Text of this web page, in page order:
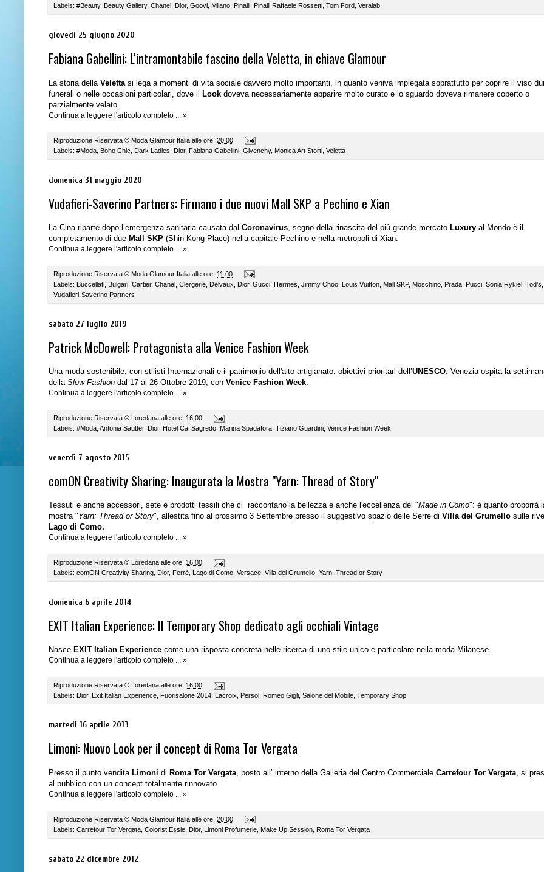
Labels: #Beauty, Beauty Gallery, Chanel , Dior, Goovi, Milano, Pinalli, Pinalli Raffaele Rossetti, Tom Ford, Veralab
giovedì 25 giugno 2020
Fabiana Gabellini: L'intramontabile fascino della Veletta, in chiave Glamour
La storia della Veletta si lega a momenti di vita sociale davvero molto importanti, in quanto veniva impiegata soprattutto per coprire il viso
funerali o nelle occasioni particolari, dove il Look doveva necessariamente apparire molto curato e lo sguardo doveva rimanere coperto o
parzialmente velato.
Continua a leggere l'articolo completo ... »
Riproduzione Riservata © Moda Glamour Italia alle ore: 20:00
Labels: #Moda Boho Chic Dark Ladies Dior, Fabiana Gabellini Givenchy, Monica Art Storti Veletta
domenica 31 maggio 2020
Vudafieri-Saverino Partners: Firmano i due nuovi Mall SKP a Pechino e Xian
La Cina riparte dopo l’emergenza sanitaria causata dal Coronavirus , segno della rinascita del più grande mercato Luxury al Mondo è il
completamento di due Mall SKP (Shin Kong Place) nella capitale Pechino e nella metropoli di Xian.
Continua a leggere l'articolo completo ... »
Riproduzione Riservata © Moda Glamour Italia alle ore: 11:00
Labels: Buccellati Bulgari Cartier, Chanel Clergerie Delvaux Dior, Gucci Hermes Jimmy Choo Louis Vuitton Mall SKP, Moschino Prada Pucci Sonia Rykiel Tod’s
Vudafieri-Saverino Partners
sabato 27 luglio 2019
Patrick McDowell: Protagonista alla Venice Fashion Week
Una moda sostenibile, con stilisti Internazionali e il patrimonio dell'alto artigianato, obiettivi prioritari dell’UNESCO: Venezia ospita la
della Slow Fashion dal 17 al 26 Ottobre 2019, con Venice Fashion Week.
Continua a leggere l'articolo completo ... »
Riproduzione Riservata © Loredana alle ore: 16:00
Labels: #Moda Antonia Sautter, Dior, Hotel Ca’ Sagredo Marina Spadafora Tiziano Guardini Venice Fashion Week
venerdì 7 agosto 2015
comON Creativity Sharing: Inaugurata la Mostra "Yarn: Thread of Story"
Tessuti e anche accessori, sete e prodotti tessili che ci raccontano la bellezza e anche l'eccellenza del "Made in Como": è quanto proporrà
mostra "Yarn: Thread or Story", allestita fino al prossimo 3 Settembre presso il suggestivo spazio delle Serre di Villa del Grumello sulle
Lago di Como.
Continua a leggere l'articolo completo ... »
Riproduzione Riservata © Loredana alle ore: 16:00
Labels: comON Creativity Sharing Dior, Ferrè Lago di Como Versace Villa del Grumello Yarn: Thread or Story
domenica 6 aprile 2014
EXIT Italian Experience: Il Temporary Shop dedicato agli occhiali Vintage
Nasce EXIT Italian Experience come una risposta concreta nelle ricerca di uno stile unico e particolare nella moda Milanese.
Continua a leggere l'articolo completo ... »
Riproduzione Riservata © Loredana alle ore: 16:00
Labels: Dior, Exit Italian Experience, Fuorisalone 2014, Lacroix, Persol , Romeo Gigli, Salone del Mobile, Temporary Shop
martedì 16 aprile 2013
Limoni: Nuovo Look per il concept di Roma Tor Vergata
Presso il punto vendita Limoni di Roma Tor Vergata , posto all’ interno della Galleria del Centro Commerciale Carrefour Tor Vergata , si
al pubblico con un concept totalmente rinnovato.
Continua a leggere l'articolo completo ... »
Riproduzione Riservata © Moda Glamour Italia alle ore: 20:00
Labels: Carrefour Tor Vergata Colorist Essie Dior, Limoni Profumerie Make Up Session Roma Tor Vergata
sabato 22 dicembre 2012